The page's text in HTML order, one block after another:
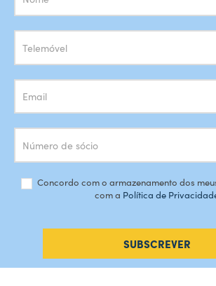
Newsletter
Concordo com o armazenamento dos
com a Política de
SUBSCREVER